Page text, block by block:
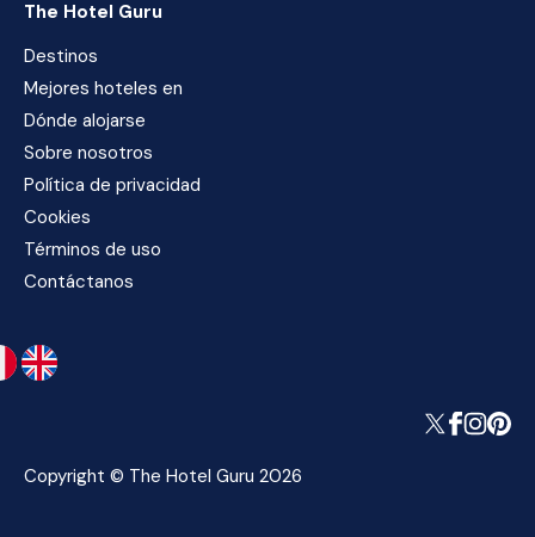
The Hotel Guru
Destinos
Mejores hoteles en
Dónde alojarse
Sobre nosotros
Política de privacidad
Cookies
Términos de uso
Contáctanos
Copyright © The Hotel Guru 2026